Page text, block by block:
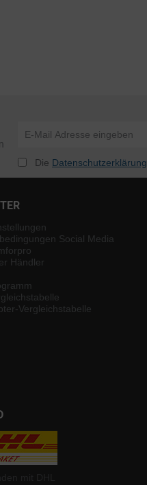
Die Datenschutzerklärung
Social Media
Händler
Vergleichstabelle